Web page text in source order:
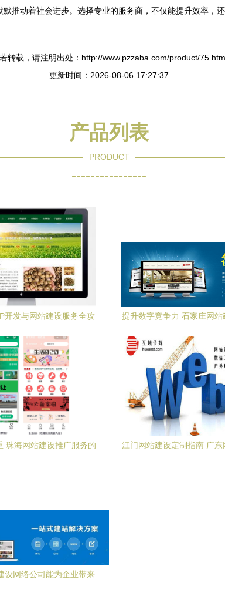
推动着社会进步。选择专业的服务商，不仅能提升效率，
转载，请注明出处：http://www.pzzaba.com/product/
更新时间：2026-08-06 17:27:37
产品列表
PRODUCT
----------------
开发与网站建设服务全攻
提升数字竞争力 石家庄网
珠海网站建设推广服务的
江门网站建设定制指南 广东
设网络公司能为企业带来